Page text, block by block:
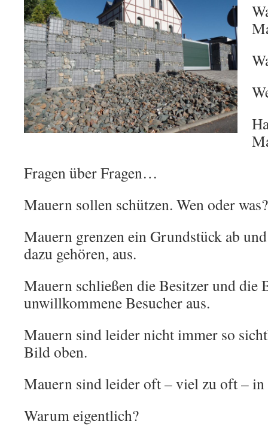
Fragen über Fragen…
Mauern sollen schützen. Wen oder
Mauern grenzen ein Grundstück ab
dazu gehören, aus.
Mauern schließen die Besitzer und die
unwillkommene Besucher aus.
Mauern sind leider nicht immer so
Bild oben.
Mauern sind leider oft – viel zu oft – in
Warum eigentlich?